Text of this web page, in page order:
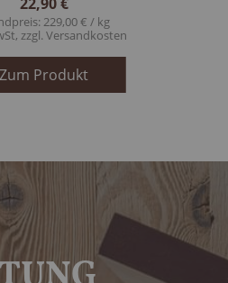
229,00 € / kg
zzgl.Versandkosten
Zum Produkt